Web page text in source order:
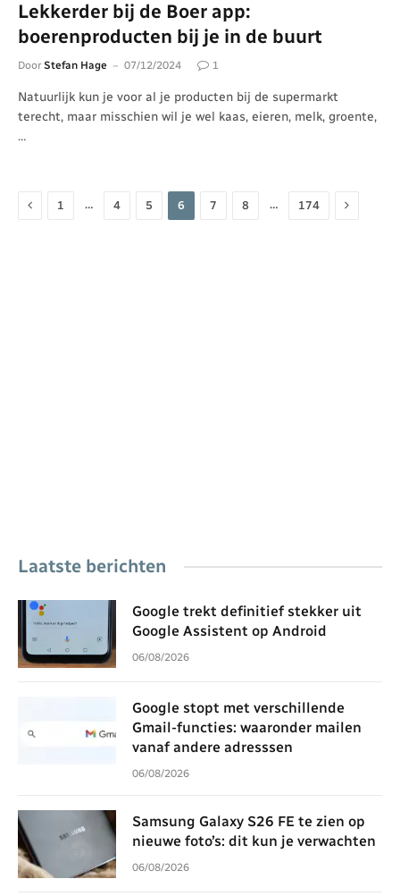
Lekkerder bij de Boer app:
boerenproducten bij je in de buurt
Door Stefan Hage 07/12/2024 1
Natuurlijk kun je voor al je producten bij de supermarkt
terecht, maar misschien wil je wel kaas, eieren, melk, groente,
…
Vorige
1 … 4 5 6 7 8 … 174 Volgende
Laatste berichten
Google trekt definitief stekker uit
Google Assistent op Android
06/08/2026
Google stopt met verschillende
Gmail-functies: waaronder mailen
vanaf andere adresssen
06/08/2026
Samsung Galaxy S26 FE te zien op
nieuwe foto’s: dit kun je verwachten
06/08/2026